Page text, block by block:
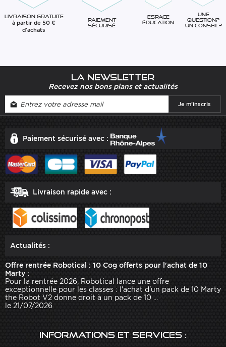
Livraison gratuite
à partir de 50 €
d'achats
Paiement
sécurisé
Espace
éducation
Une
question?
Un conseil?
La newsletter
Recevez nos bons plans et actualités
Paiement sécurisé avec :
Livraison rapide avec :
Actualités :
Offre rentrée Robotical : 10 Cog offerts pour l'achat de 10
Marty :
Pour la rentrée 2026, Robotical lance une offre
exceptionnelle pour les classes : l'achat d'un pack de 10 Marty
the Robot V2 donne droit à un pack de 10 ...
le 21/07/2026
Informations et services :